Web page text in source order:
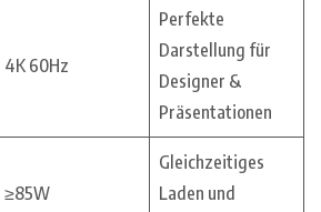
4K 60Hz
Perfekte
Darstellung für
Designer &
Präsentationen
≥85W
Gleichzeitiges
Laden und